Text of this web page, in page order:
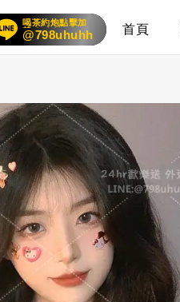
喝茶約炮點擊加
賴
24小時客服在線
@798uhuhh 首頁